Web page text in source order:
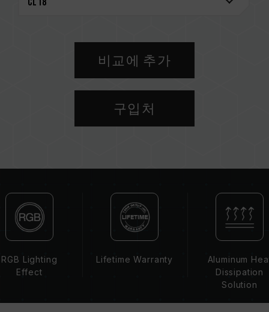
브랜드에서 제공하는 QVL(호환성 목록)을 참고하
스트를 통해 페어링 됐습니다. 다른 세트의 메모
리를 혼용하면 시스템이 불안정해지거나 부팅되
지 않을 수 있습니다.
CPU 메모리 컨트롤러(IMC)의 품질과 현재 사용
과 메인보드, CPU의 호환성에 따라 달라집니다.
는 SPD(JEDEC 표준)에 따라 기본 주파수
DDR4-2133/2400 또는 그 이하로 실행됩니다.
이는 제품 결합이 아닌 정상적인 작동입니다.
XMP 2.0 는 사용자가 수동으로 활성화해야 하며,
지 못할 수 있으며, 최종 작동 주파수는 시스템 설
비교에 추가
구입처
RGB Lighting
Effect
Lifetime Warranty
Aluminum
Dissipation
Solution